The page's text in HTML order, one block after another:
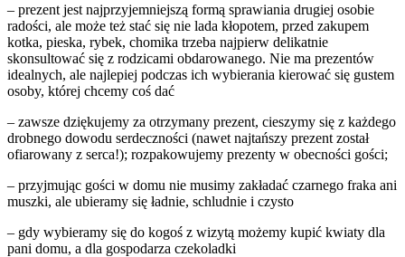
– prezent jest najprzyjemniejszą formą sprawiania drugiej osobie
radości, ale może też stać się nie lada kłopotem, przed zakupem
kotka, pieska, rybek, chomika trzeba najpierw delikatnie
skonsultować się z rodzicami obdarowanego. Nie ma prezentów
idealnych, ale najlepiej podczas ich wybierania kierować się gustem
osoby, której chcemy coś dać
– zawsze dziękujemy za otrzymany prezent, cieszymy się z każdego
drobnego dowodu serdeczności (nawet najtańszy prezent został
ofiarowany z serca!); rozpakowujemy prezenty w obecności gości;
– przyjmując gości w domu nie musimy zakładać czarnego fraka ani
muszki, ale ubieramy się ładnie, schludnie i czysto
– gdy wybieramy się do kogoś z wizytą możemy kupić kwiaty dla
pani domu, a dla gospodarza czekoladki